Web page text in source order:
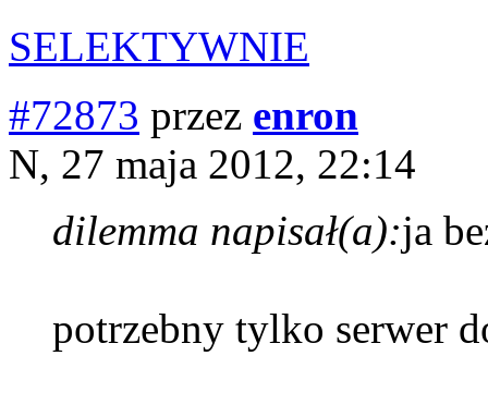
SELEKTYWNIE
#72873 przez enron
N, 27 maja 2012, 22:14
dilemma napisał(a):ja
potrzebny tylko serwer